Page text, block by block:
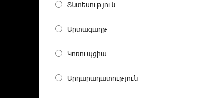
Become a Unibank shareholder and
opportunity
impersonating pension funds
Տնտեսություն
Արտագաղթ
Կոռուպցիա
Արդարադատություն